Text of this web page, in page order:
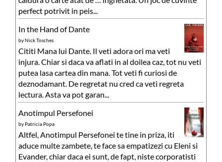
perfect potrivit in peis...
In the Hand of Dante
byNick Tosches
Cititi Mana lui Dante. Il veti adora ori ma veti
injura. Chiar si daca va aflati in al doilea caz, tot nu veti
putea lasa cartea din mana. Tot veti fi curiosi de
deznodamant. De regretat nu cred ca veti regreta
lectura. Asta va pot garan...
Anotimpul Persefonei
by Patricia Popa
Altfel, Anotimpul Persefonei te tine in priza, iti
aduce multe zambete, te face sa empatizezi cu Eleni si
Evander, chiar daca ei sunt, de fapt, niste corporatisti